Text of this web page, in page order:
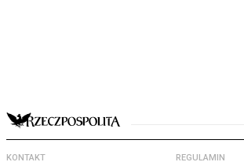
KONTAKT REGULAMIN